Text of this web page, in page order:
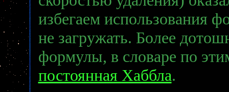
избегаем использования
не загружать. Более
формулы, в словаре по
постоянная Хаббла.